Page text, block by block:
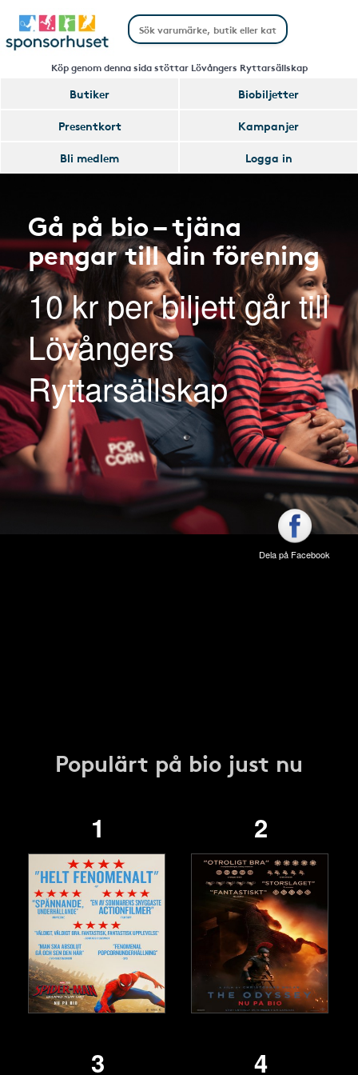
Köp genom denna sida stöttar Lövångers Ryttarsällskap
Butiker
Biobiljetter
Presentkort
Kampanjer
Bli medlem
Logga in
Gå på bio – tjäna
pengar till din förening
10 kr per biljett går till
Lövångers
Ryttarsällskap
Dela på Facebook
Populärt på bio just nu
1 2
3 4